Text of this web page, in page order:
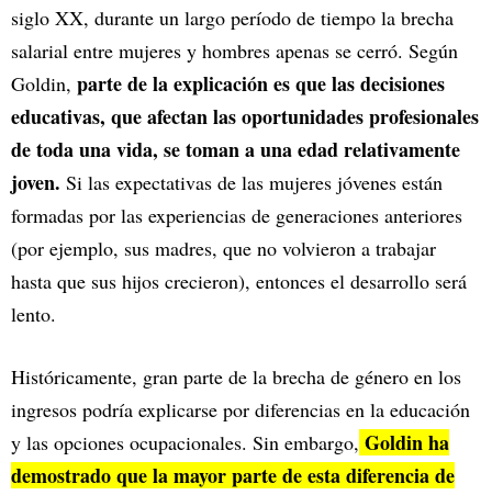
siglo XX, durante un largo período de tiempo la brecha
salarial entre mujeres y hombres apenas se cerró. Según
Goldin, parte de la explicación es que las decisiones
educativas, que afectan las oportunidades profesionales
de toda una vida, se toman a una edad relativamente
joven. Si las expectativas de las mujeres jóvenes están
formadas por las experiencias de generaciones anteriores
(por ejemplo, sus madres, que no volvieron a trabajar
hasta que sus hijos crecieron), entonces el desarrollo será
lento.
Históricamente, gran parte de la brecha de género en los
ingresos podría explicarse por diferencias en la educación
y las opciones ocupacionales. Sin embargo, Goldin ha
demostrado que la mayor parte de esta diferencia de